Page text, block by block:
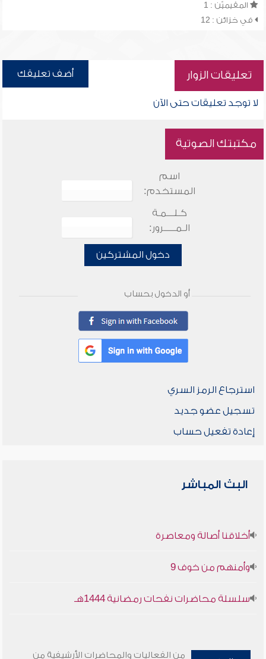
المقيميّن : 1
في خزائن : 12
تعليقات الزوار أضف تعليقك
لا توجد تعليقات حتى الآن
مكتبتك الصوتية
اسم
المستخدم:
كـلـــمـة
الـمـــــرور:
دخول المشتركين
أو الدخول بحساب
استرجاع الرمز السري
تسجيل عضو جديد
إعادة تفعيل حساب
البث المباشر
أخلاقنا أصالة ومعاصرة
وأمنهم من خوف 9
سلسلة محاضرات نفحات رمضانية 1444هـ
من الفعاليات والمحاضرات الأرشيفية من